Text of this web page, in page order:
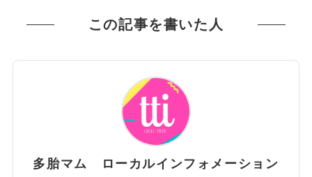
この記事を書いた人
多胎マム ローカルインフォメーション